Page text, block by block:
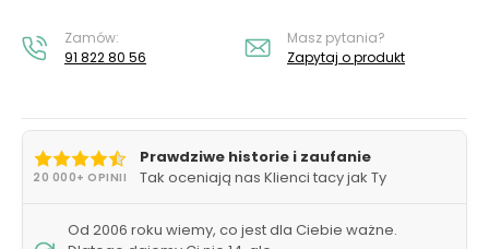
Zamów:
91 822 80 56
Masz pytania?
Zapytaj o produkt
20 000+ OPINII
Prawdziwe historie i zaufanie
Tak oceniają nas Klienci tacy jak Ty
Od 2006 roku wiemy, co jest dla Ciebie ważne.